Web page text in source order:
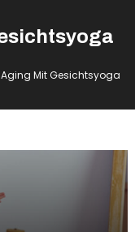
Mit Gesichtsyoga